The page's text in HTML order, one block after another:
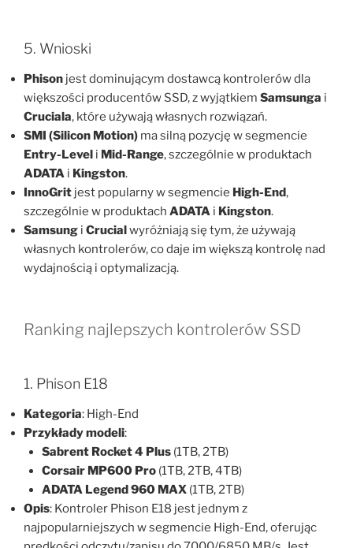
5. Wnioski
Phison jest dominującym dostawcą kontrolerów dla
większości producentów SSD, z wyjątkiem Samsunga i
Cruciala, które używają własnych rozwiązań.
SMI (Silicon Motion) ma silną pozycję w segmencie
Entry-Level i Mid-Range, szczególnie w produktach
ADATA i Kingston.
InnoGrit jest popularny w segmencie High-End,
szczególnie w produktach ADATA i Kingston.
Samsung i Crucialwyróżniają się tym, że używają
własnych kontrolerów, co daje im większą kontrolę nad
wydajnością i optymalizacją.
Ranking najlepszych kontrolerów SSD
1. Phison E18
Kategoria: High-End
Przykłady modeli:
Sabrent Rocket 4 Plus(1TB, 2TB)
Corsair MP600 Pro(1TB, 2TB, 4TB)
ADATA Legend 960 MAX(1TB, 2TB)
Opis: Kontroler Phison E18 jest jednym z
najpopularniejszych w segmencie High-End, oferując